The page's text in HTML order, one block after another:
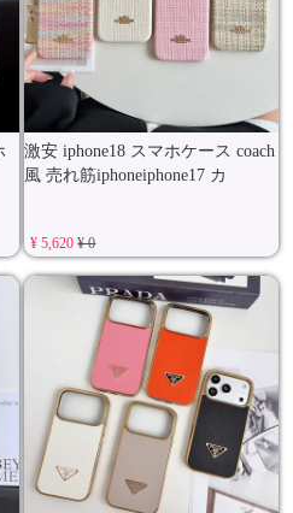
激安 iphone18 スマホケース coach
風 売れ筋iphoneiphone17 カ
¥ 5,620¥ 0